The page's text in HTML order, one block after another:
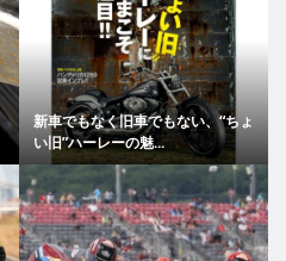
新車でもなく旧車でもない、“ちょ
い旧”ハーレーの魅...